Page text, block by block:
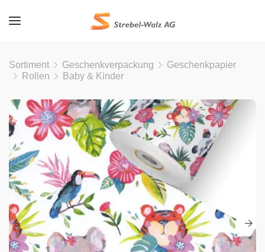
Sortiment Geschenkverpackung
Geschenkpapier
Rollen
Baby & Kinder